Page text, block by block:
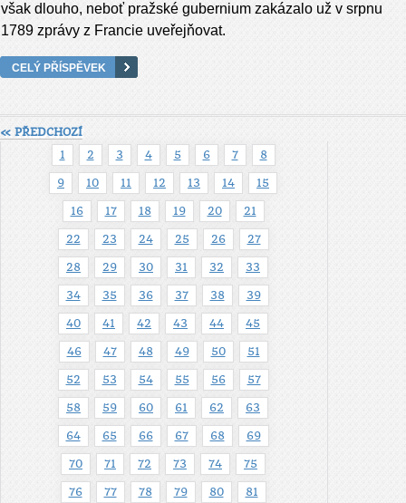
však dlouho, neboť pražské gubernium zakázalo už v srpnu
1789 zprávy z Francie uveřejňovat.
CELÝ PŘÍSPĚVEK
« PŘEDCHOZÍ
1
2 3 4 5 6 7 8
9 10 11 12 13 14 15
16 17 18 19 20 21
22 23 24 25 26 27
28 29 30 31 32 33
34 35 36 37 38 39
40 41 42 43 44 45
46 47 48 49 50 51
52 53 54 55 56 57
58 59 60 61 62 63
64 65 66 67 68 69
70 71 72 73 74 75
76 77 78 79 80 81